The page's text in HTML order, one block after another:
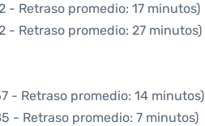
Retraso promedio: 17 minutos)
- Retraso promedio: 27 minutos)
- Retraso promedio: 14 minutos)
- Retraso promedio: 7 minutos)